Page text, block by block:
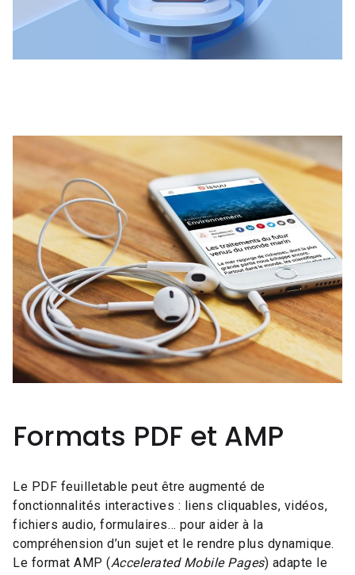
Formats PDF et AMP
Le PDF feuilletable peut être augmenté de
fonctionnalités interactives : liens cliquables, vidéos,
fichiers audio, formulaires… pour aider à la
compréhension d’un sujet et le rendre plus dynamique.
Le format AMP (Accelerated Mobile Pages) adapte le